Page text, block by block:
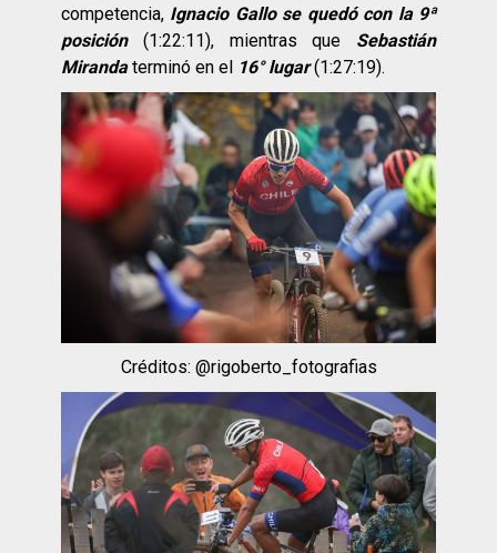
competencia, Ignacio Gallo se quedó con la 9ª
posición (1:22:11), mientras que Sebastián
Mirandaterminó en el 16° lugar(1:27:19).
Créditos: @rigoberto_fotografias